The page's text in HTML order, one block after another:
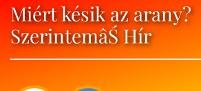
Miért késik az arany?
SzerintemâŚ Hír